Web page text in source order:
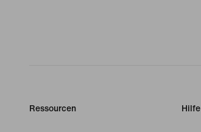
Ressourcen Hilfe